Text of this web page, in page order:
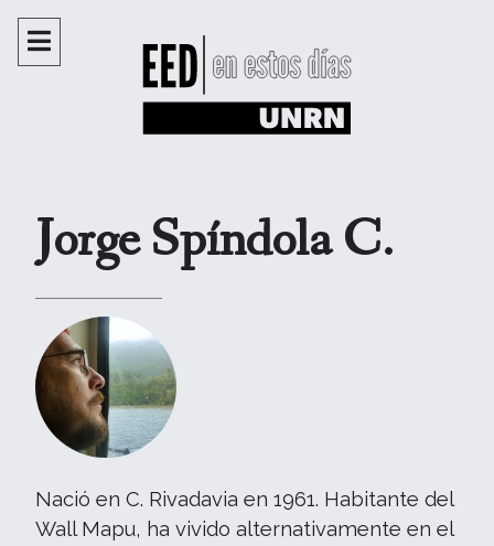
Jorge Spíndola C.
Nació en C. Rivadavia en 1961. Habitante del
Wall Mapu, ha vivido alternativamente en el